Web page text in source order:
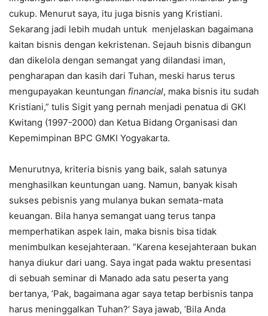
cukup. Menurut saya, itu juga bisnis yang Kristiani.
Sekarang jadi lebih mudah untuk menjelaskan bagaimana
kaitan bisnis dengan kekristenan. Sejauh bisnis dibangun
dan dikelola dengan semangat yang dilandasi iman,
pengharapan dan kasih dari Tuhan, meski harus terus
mengupayakan keuntungan financial, maka bisnis itu sudah
Kristiani,” tulis Sigit yang pernah menjadi penatua di GKI
Kwitang (1997-2000) dan Ketua Bidang Organisasi dan
Kepemimpinan BPC GMKI Yogyakarta.
Menurutnya, kriteria bisnis yang baik, salah satunya
menghasilkan keuntungan uang. Namun, banyak kisah
sukses pebisnis yang mulanya bukan semata-mata
keuangan. Bila hanya semangat uang terus tanpa
memperhatikan aspek lain, maka bisnis bisa tidak
menimbulkan kesejahteraan. ”Karena kesejahteraan bukan
hanya diukur dari uang. Saya ingat pada waktu presentasi
di sebuah seminar di Manado ada satu peserta yang
bertanya, ’Pak, bagaimana agar saya tetap berbisnis tanpa
harus meninggalkan Tuhan?’ Saya jawab, ’Bila Anda